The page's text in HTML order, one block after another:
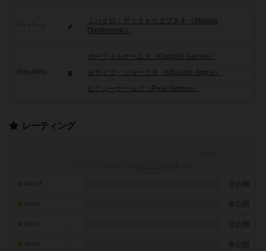
アートワーク
ミハイロ・ディミトリエフスキ（Mihajlo
Dimitrievski）
ガーフィルゲームズ（Garphill Games）
モサイコ・ジョーゴス（Mosaico Jogos）
ピクシーゲームズ（Pixie Games）
レーティング
- 非公開
- 非公開
- 非公開
7点の人 - 非公開